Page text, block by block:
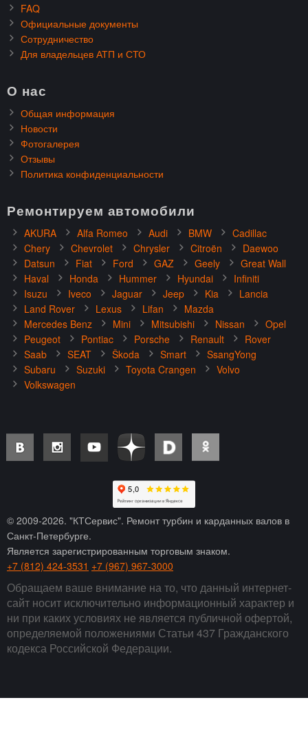
FAQ
Официальные документы
Сотрудничество
Для владельцев АТП и СТО
О нас
Общая информация
Новости
Фотогалерея
Отзывы
Политика конфиденциальности
Ремонтируем автомобили
AKURA Alfa Romeo Audi BMW
Cadillac
Chery
Chevrolet Chrysler Citroën
Daewoo
Datsun
Fiat Ford GAZ Geely
Great Wall
Haval
Honda Hummer Hyundai
Infiniti
Isuzu
Iveco Jaguar Jeep Kia
Lancia
Land Rover
Lexus Lifan
Mazda
Mercedes Benz
Mini Mitsubishi Nissan
Opel
Peugeot
Pontiac Porsche Renault
Rover
Saab
SEAT Škoda Smart
SsangYong
Subaru
Suzuki Toyota Crangen
Volvo
Volkswagen
© 2009-2026. "КТСервис". Ремонт турбин и карданных валов в
Санкт-Петербурге.
Является зарегистрированным торговым знаком.
+7 (812) 424-3531 +7 (967) 967-3000
Обращаем ваше внимание на то, что данный интернет-
сайт носит исключительно информационный характер и
ни при каких условиях не является публичной офертой,
определяемой положениями Статьи 437 Гражданского
кодекса Российской Федерации.